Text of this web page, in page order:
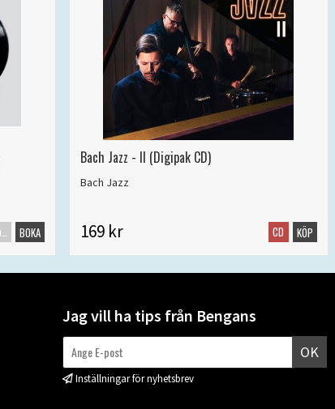
Maxisingel BOKA
Bach Jazz - II (Digipak CD)
Bach Jazz
169 kr CD KÖP
Jag vill ha tips från Bengans
OK
Inställningar för nyhetsbrev